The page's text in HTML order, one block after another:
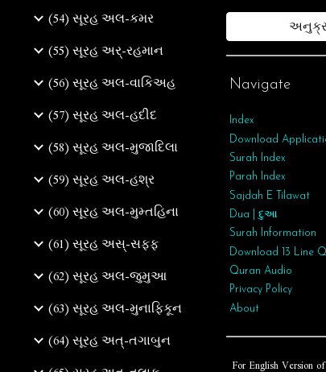
(54) સૂરહ અલ-કમર
(55) સૂરહ અર્‌-રહમાન
(56) સૂરહ અલ-વાકિઅહ
(57) સૂરહ અલ-હદીદ
(58) સૂરહ અલ-મુજાદિલા
(59) સૂરહ અલ-હશ્ર
(60) સૂરહ અલ-મુમ્તહિના
(61) સૂરહ અસ્-સફ્ફ
(62) સૂરહ અલ-જુમુઆ
(63) સૂરહ અલ-મુનાફિકૂન
(64) સૂરહ અત્‌-તગાબુન
Navigate
Index
Download
Surah Index
Parah Index
Sajdah E Tilawat
Dua | દુઆ
Surah Information
Download 13 Line
Quran Audio
Privacy Policy
About
For English Version